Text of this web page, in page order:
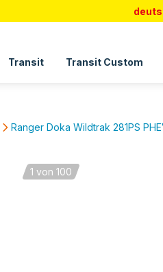
Transit Transit Custom
Ranger Doka Wildtrak 281PS
1 von 100